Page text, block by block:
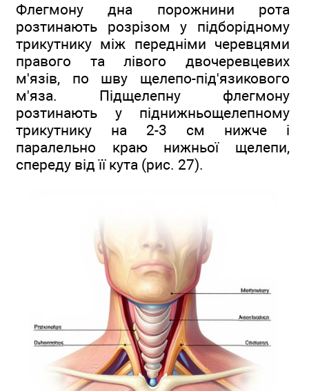
Флегмону дна порожнини рота
розтинають розрізом у підборідному
трикутнику між передніми черевцями
правого та лівого двочеревцевих
м'язів, по шву щелепо-під'язикового
м'яза. Підщелепну флегмону
розтинають у піднижньощелепному
трикутнику на 2-3 см нижче і
паралельно краю нижньої щелепи,
спереду від її кута (рис. 27).